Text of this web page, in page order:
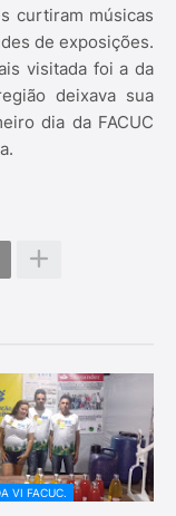
curtiram músicas
de exposições.
visitada foi a da
deixava sua
dia da FACUC
VI FACUC.